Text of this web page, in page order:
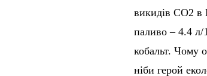
викидів CO2 в
паливо – 4.4 л/
кобальт. Чому
ніби герой